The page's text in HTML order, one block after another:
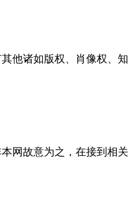
他诸如版权、肖像权、知
网故意为之，在接到相关